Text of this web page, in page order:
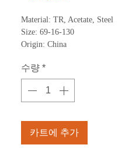
Material: TR, Acetate, Steel
Size: 69-16-130
Origin: China
수량 *
카트에 추가